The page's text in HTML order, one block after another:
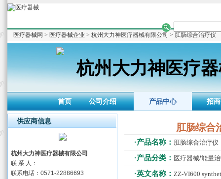
医疗器械网 > 医疗器械企业 > 杭州大力神医疗器械有限公司 > 肛肠综合治疗仪
杭州大力神医疗
首页 公司介绍 产品中心 招
肛肠综合
·产品名称： 肛肠综合治疗仪
·产品分类： 医疗器械/能量
·英文名称： ZZ-VI600
供应商信息
杭州大力神医疗器械有限公司
联 系 人：
联系电话：0571-22886693